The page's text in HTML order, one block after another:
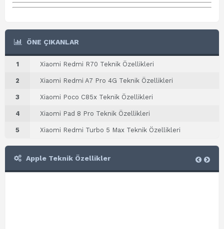
ÖNE ÇIKANLAR
1 Xiaomi Redmi R70 Teknik Özellikleri
2 Xiaomi Redmi A7 Pro 4G Teknik Özellikleri
3 Xiaomi Poco C85x Teknik Özellikleri
4 Xiaomi Pad 8 Pro Teknik Özellikleri
5 Xiaomi Redmi Turbo 5 Max Teknik Özellikleri
Apple Teknik Özellikler